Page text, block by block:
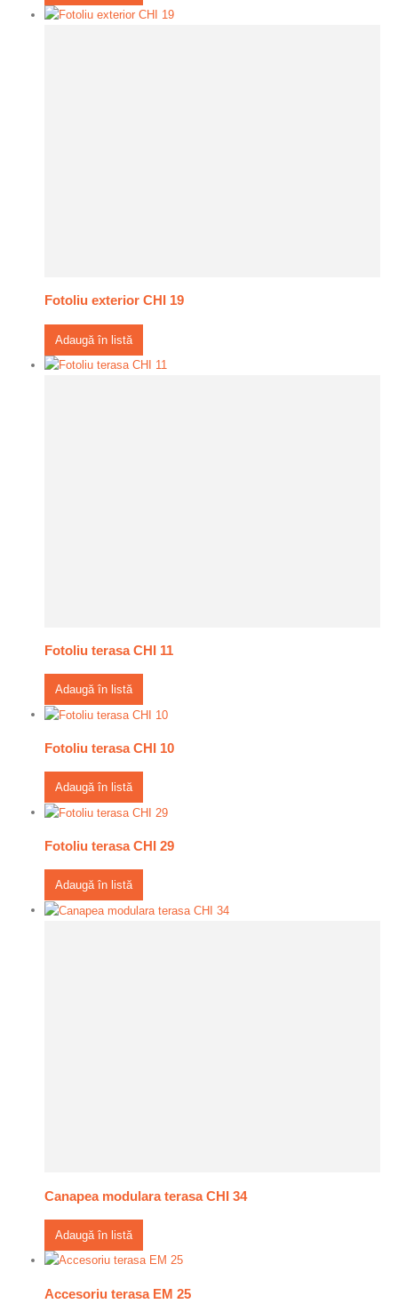
Fotoliu exterior CHI 19
Adaugă în listă
Fotoliu terasa CHI 11
Adaugă în listă
Fotoliu terasa CHI 10
Adaugă în listă
Fotoliu terasa CHI 29
Adaugă în listă
Canapea modulara terasa CHI 34
Adaugă în listă
Accesoriu terasa EM 25